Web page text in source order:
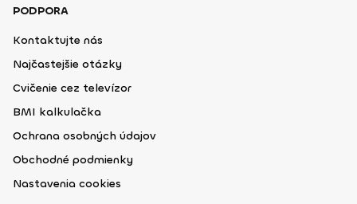
PODPORA
Kontaktujte nás
Najčastejšie otázky
Cvičenie cez televízor
BMI kalkulačka
Ochrana osobných údajov
Obchodné podmienky
Nastavenia cookies